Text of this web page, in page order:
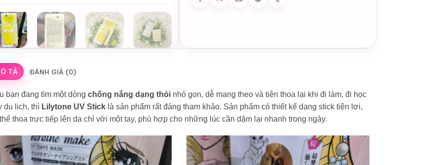
TẢ ĐÁNH GIÁ (0)
bạn đang tìm một dòng chống nắng dạng thỏinhỏ gọn, dễ mang theo và tiện thoa lại khi đi làm, đi học
du lịch, thì Lilytone UV Sticklà sản phẩm rất đáng tham khảo. Sản phẩm có thiết kế dạng stick tiện lợi,
thoa trực tiếp lên da chỉ với một tay, phù hợp cho những lúc cần dặm lại nhanh trong ngày.